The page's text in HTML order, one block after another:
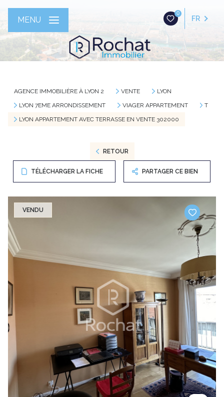
0
FR
MENU
AGENCE IMMOBILIÈRE À LYON 2 VENTE
LYON
LYON 7EME ARRONDISSEMENT
VIAGER APPARTEMENT
T
LYON APPARTEMENT AVEC TERRASSE EN VENTE 302000
RETOUR
TÉLÉCHARGER LA FICHE PARTAGER CE BIEN
VENDU